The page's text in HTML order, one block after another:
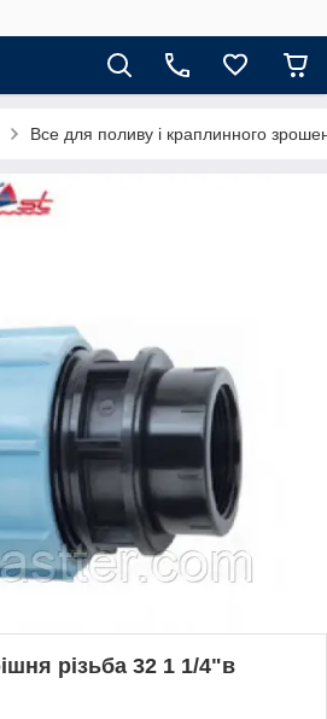
Все для поливу і краплинного
різьба 32 1 1/4"в